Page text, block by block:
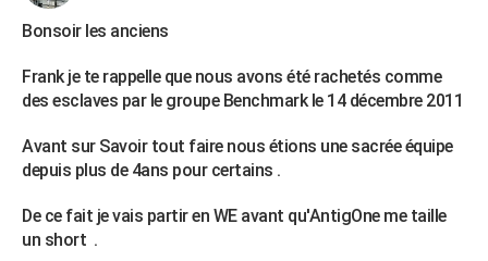
Bonsoir les anciens
Frank je te rappelle que nous avons été rachetés comme
des esclaves par le groupe Benchmark le 14 décembre 2011
Avant sur Savoir tout faire nous étions une sacrée équipe
depuis plus de 4ans pour certains .
De ce fait je vais partir en WE avant qu'AntigOne me taille
un short .